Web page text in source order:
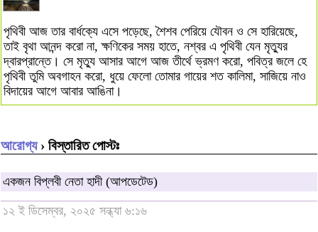
পৃথিবী আজ তার বার্ধক্যে এসে পড়েছে, শৈশব পেরিয়ে যৌবন ও সে হারিয়েছে,
তাই বৃথা আনন্দ করো না, ক্ষণিকের সময় হাতে, নশ্বর এ পৃথিবী যেন মৃত্যুর
দ্বারপ্রান্তে। সে মৃত্যু আসার আগে আজ তীর্থে ভ্রমণ করো, পবিত্র জলে হে
পৃথিবী তুমি অবগাহন করো, ধুয়ে ফেলো তোমার গায়ের শত কালিমা, সাজিয়ে নাও
বিদায়ের আগে আবার আঙিনা।
আরোগ্য› বিস্তারিত পোস্টঃ
একজন বিপ্লবী নেতা হাদী (আপডেটেড)
১২ ই ডিসেম্বর, ২০২৫ সন্ধ্যা ৬:১৬